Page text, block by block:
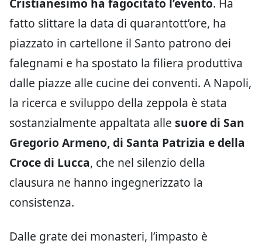
fatto slittare la data di quarantott’ore, ha
piazzato in cartellone il Santo patrono dei
falegnami e ha spostato la filiera produttiva
dalle piazze alle cucine dei conventi. A Napoli,
la ricerca e sviluppo della zeppola è stata
sostanzialmente appaltata alle suore di San
Gregorio Armeno, di Santa Patrizia e della
Croce di Lucca, che nel silenzio della
clausura ne hanno ingegnerizzato la
consistenza.
Dalle grate dei monasteri, l’impasto è